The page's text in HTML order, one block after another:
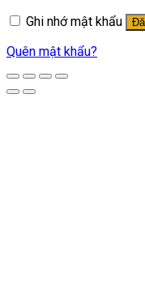
Ghi nhớ mật khẩu
Quên mật khẩu?